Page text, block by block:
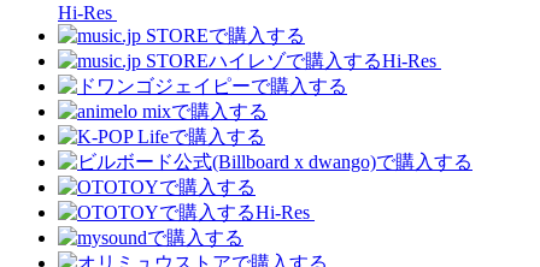
Hi-Res
Hi-Res
Hi-Res